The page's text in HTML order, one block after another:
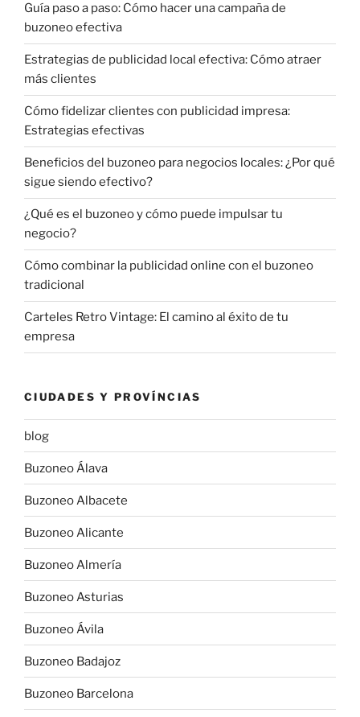
Guía paso a paso: Cómo hacer una campaña de
buzoneo efectiva
Estrategias de publicidad local efectiva: Cómo atraer
más clientes
Cómo fidelizar clientes con publicidad impresa:
Estrategias efectivas
Beneficios del buzoneo para negocios locales: ¿Por qué
sigue siendo efectivo?
¿Qué es el buzoneo y cómo puede impulsar tu
negocio?
Cómo combinar la publicidad online con el buzoneo
tradicional
Carteles Retro Vintage: El camino al éxito de tu
empresa
CIUDADES Y PROVÍNCIAS
blog
Buzoneo Álava
Buzoneo Albacete
Buzoneo Alicante
Buzoneo Almería
Buzoneo Asturias
Buzoneo Ávila
Buzoneo Badajoz
Buzoneo Barcelona